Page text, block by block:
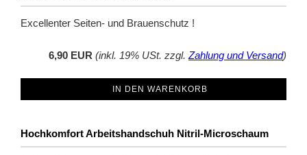
Excellenter Seiten- und Brauenschutz !
6,90 EUR (inkl. 19% USt. zzgl. Zahlung und Versand)
IN DEN WARENKORB
Hochkomfort Arbeitshandschuh Nitril-Microschaum